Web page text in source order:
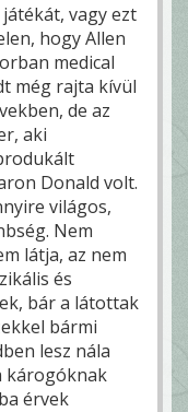
vagy ezt
hogy Allen
medical
még rajta kívül
de az
aki
Donald volt.
világos,
Nem
látja, az nem
és
bár a látottak
bármi
lesz nála
károgóknak
érvek